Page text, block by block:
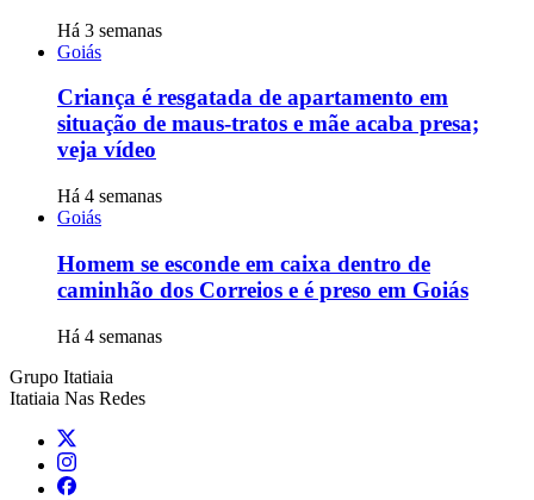
Há 3 semanas
Goiás
Criança é resgatada de apartamento em
situação de maus-tratos e mãe acaba presa;
veja vídeo
Há 4 semanas
Goiás
Homem se esconde em caixa dentro de
caminhão dos Correios e é preso em Goiás
Há 4 semanas
Grupo Itatiaia
Itatiaia Nas Redes